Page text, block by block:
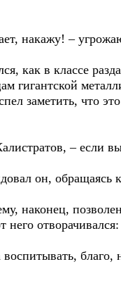
накажу! –
как в классе
гигантской
заметить, что
– если
он, обращаясь
наконец,
него
благо,